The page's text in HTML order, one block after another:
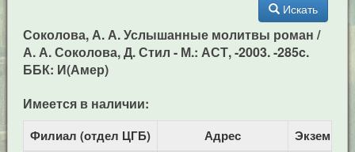
Искать
Соколова, А. А. Услышанные молитвы роман /
А. А. Соколова, Д. Стил - М.: АСТ, -2003. -285c.
ББК: И(Амер)
Имеется в наличии:
Филиал (отдел ЦГБ) Адрес